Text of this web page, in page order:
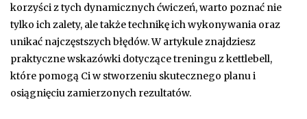
korzyści z tych dynamicznych ćwiczeń, warto poznać nie
tylko ich zalety, ale także technikę ich wykonywania oraz
unikać najczęstszych błędów. W artykule znajdziesz
praktyczne wskazówki dotyczące treningu z kettlebell,
które pomogą Ci w stworzeniu skutecznego planu i
osiągnięciu zamierzonych rezultatów.